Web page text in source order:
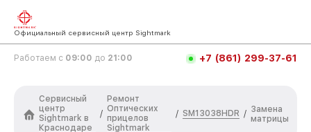
Официальный сервисный центр Sightmark
Работаем с 09:00 до 21:00 +7 (861) 299-37-61
Сервисный
центр
Sightmark в
Краснодаре
/
Ремонт
Оптических
прицелов
Sightmark
/ SM13038HDR / Замена
матрицы